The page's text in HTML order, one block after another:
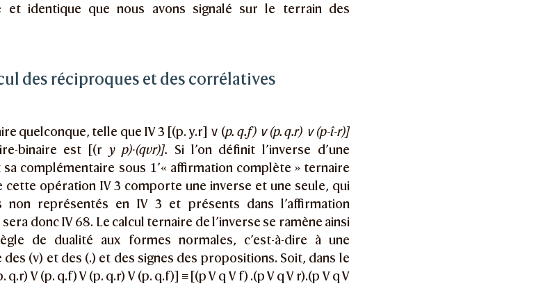
et identique que nous avons signalé sur le terrain des
des réciproques et des corrélatives
quelconque, telle que IV 3 [(p. y.r] ∨ (p. q.f) ∨ (p. q.r) ∨ (p-î-r)]
binaire est [(r y p)∙(qvr)]. Si l’on définit l’inverse d’une
complémentaire sous 1’« affirmation complète » ternaire
cette opération IV 3 comporte une inverse et une seule, qui
représentés en IV 3 et présents dans l’affirmation
donc IV 68. Le calcul ternaire de l’inverse se ramène ainsi
de dualité aux formes normales, c’est-à-dire à une
(v) et des (.) et des signes des propositions. Soit, dans le
q.r) V (p. q.f) V (p. q.r) V (p. q.f)] ≡ [(p V q V f) .(p V q V r).(p V q V